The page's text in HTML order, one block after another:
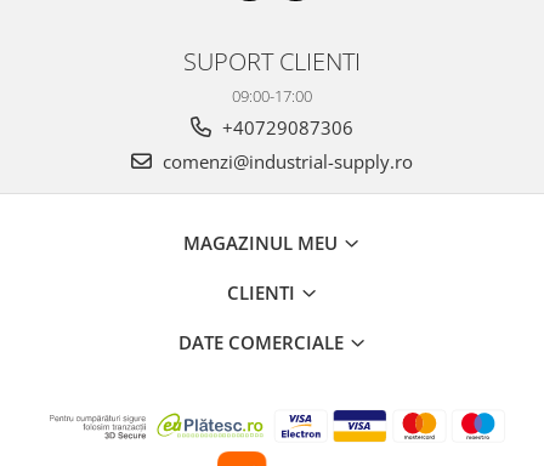
SUPORT CLIENTI
09:00-17:00
+40729087306
comenzi@industrial-supply.ro
MAGAZINUL MEU
CLIENTI
DATE COMERCIALE